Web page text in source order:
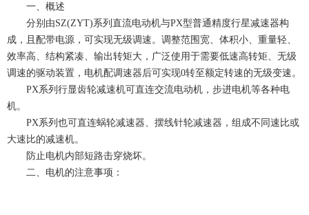
一、概述
分别由SZ(ZYT)系列直流电动机与PX型普通精度行星减速器构
成，且配带电源，可实现无级调速。调整范围宽、体积小、重量轻、
效率高、结构紧凑、输出转矩大，广泛使用于需要低速高转矩、无级
调速的驱动装置，电机配调速器后可实现0转至额定转速的无级变速。
PX系列行显齿轮减速机可直连交流电动机，步进电机等各种电
机。
PX系列也可直连蜗轮减速器、摆线针轮减速器，组成不同速比或
大速比的减速机。
防止电机内部短路击穿烧坏。
二、电机的注意事项：